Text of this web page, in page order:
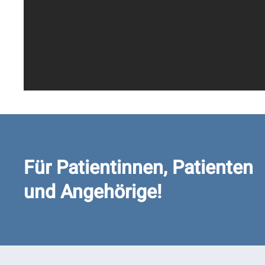
Für Patientinnen, Patienten
und Angehörige!